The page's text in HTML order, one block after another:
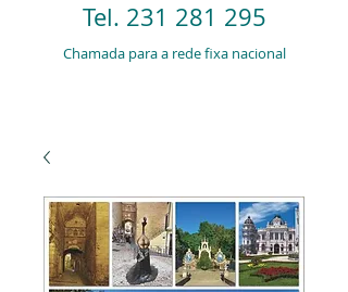
Tel. 231 281 295
Chamada para a rede fixa nacional